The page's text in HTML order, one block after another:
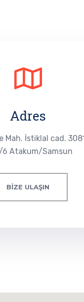
Adres
Mah. İstiklal cad.
6 Atakum/Samsun
BIZE ULAŞIN